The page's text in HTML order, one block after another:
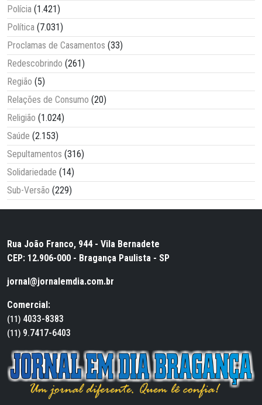
Polícia (1.421)
Política (7.031)
Proclamas de Casamentos (33)
Redescobrindo (261)
Região (5)
Relações de Consumo (20)
Religião (1.024)
Saúde (2.153)
Sepultamentos (316)
Solidariedade (14)
Sub-Versão (229)
Rua João Franco, 944 - Vila Bernadete
CEP: 12.906-000 - Bragança Paulista - SP
jornal@jornalemdia.com.br
Comercial:
(11) 4033-8383
(11) 9.7417-6403